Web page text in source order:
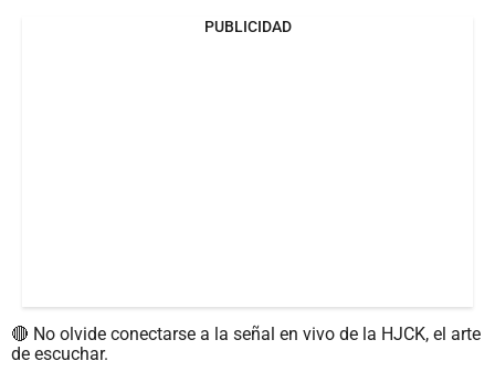
PUBLICIDAD
🔴 No olvide conectarse a la señal en vivo de la HJCK, el arte
de escuchar.